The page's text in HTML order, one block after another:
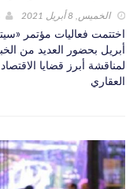
الخميس, 8 أبريل 2021
أبريل بحضور العديد من
لمناقشة أبرز قضايا
العقاري